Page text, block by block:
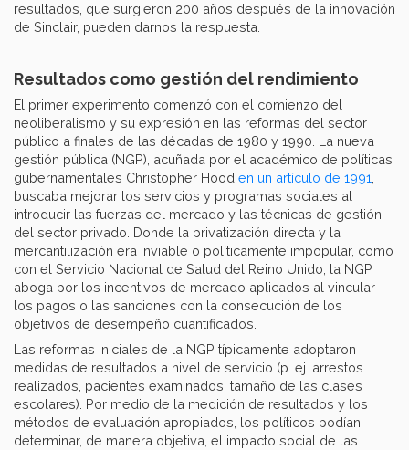
resultados, que surgieron 200 años después de la innovación
de Sinclair, pueden darnos la respuesta.
Resultados como gestión del rendimiento
El primer experimento comenzó con el comienzo del
neoliberalismo y su expresión en las reformas del sector
público a finales de las décadas de 1980 y 1990. La nueva
gestión pública (NGP), acuñada por el académico de políticas
gubernamentales Christopher Hood en un artículo de 1991
buscaba mejorar los servicios y programas sociales al
introducir las fuerzas del mercado y las técnicas de gestión
del sector privado. Donde la privatización directa y la
mercantilización era inviable o políticamente impopular, como
con el Servicio Nacional de Salud del Reino Unido, la NGP
aboga por los incentivos de mercado aplicados al vincular
los pagos o las sanciones con la consecución de los
objetivos de desempeño cuantificados.
Las reformas iniciales de la NGP típicamente adoptaron
medidas de resultados a nivel de servicio (p. ej. arrestos
realizados, pacientes examinados, tamaño de las clases
escolares). Por medio de la medición de resultados y los
métodos de evaluación apropiados, los políticos podían
determinar, de manera objetiva, el impacto social de las